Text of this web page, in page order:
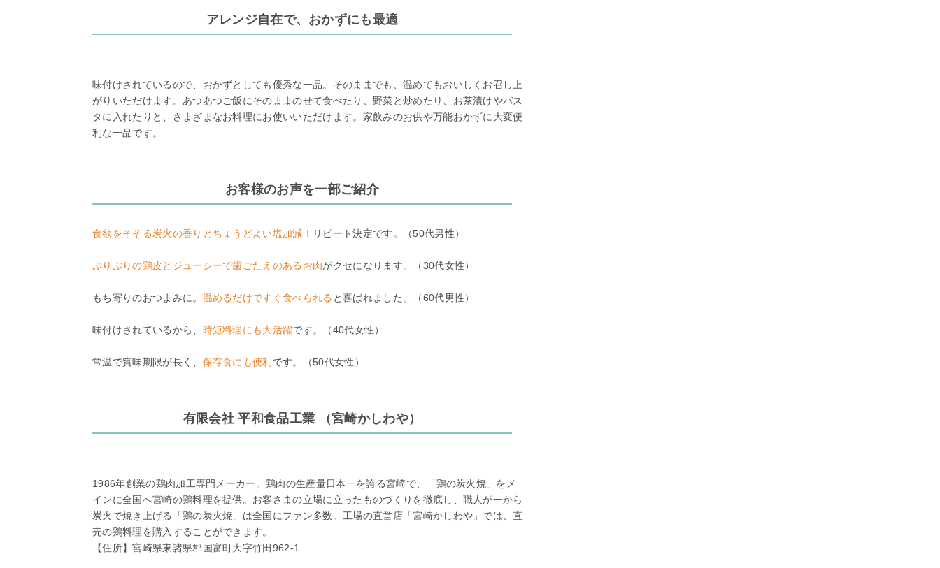
アレンジ自在で、おかずにも最適
味付けされているので、おかずとしても優秀な一品。そのままでも、温めてもおいしくお召し上
がりいただけます。あつあつご飯にそのままのせて食べたり、野菜と炒めたり、お茶漬けやパス
タに入れたりと、さまざまなお料理にお使いいただけます。家飲みのお供や万能おかずに大変便
利な一品です。
お客様のお声を一部ご紹介
食欲をそそる炭火の香りとちょうどよい塩加減！ リピート決定です。（50代男性）
ぷりぷりの鶏皮とジューシーで歯ごたえのあるお肉がクセになります。（30代女性）
もち寄りのおつまみに。 温めるだけですぐ食べられる と喜ばれました。（60代男性）
味付けされているから、 時短料理にも大活躍です。（40代女性）
常温で賞味期限が長く、 保存食にも便利 です。（50代女性）
有限会社 平和食品工業 （宮崎かしわや）
1986年創業の鶏肉加工専門メーカー。鶏肉の生産量日本一を誇る宮崎で、「鶏の炭火焼」をメ
インに全国へ宮崎の鶏料理を提供。お客さまの立場に立ったものづくりを徹底し、職人が一から
炭火で焼き上げる「鶏の炭火焼」は全国にファン多数。工場の直営店「宮崎かしわや」では、直
売の鶏料理を購入することができます。
【住所】宮崎県東諸県郡国富町大字竹田962-1